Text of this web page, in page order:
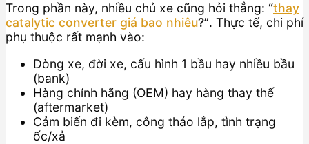
Trong phần này, nhiều chủ xe cũng hỏi thẳng: “thay
catalytic converter giá bao nhiêu?”. Thực tế, chi phí
phụ thuộc rất mạnh vào:
Dòng xe, đời xe, cấu hình 1 bầu hay nhiều bầu
(bank)
Hàng chính hãng (OEM) hay hàng thay thế
(aftermarket)
Cảm biến đi kèm, công tháo lắp, tình trạng
ốc/xả